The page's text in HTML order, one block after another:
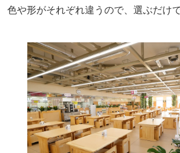
色や形がそれぞれ違うので、選ぶだけ